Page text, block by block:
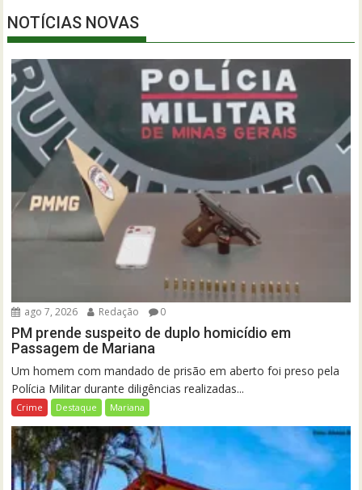
NOTÍCIAS NOVAS
ago 7, 2026 Redação 0
PM prende suspeito de duplo homicídio em
Passagem de Mariana
Um homem com mandado de prisão em aberto foi preso pela
Polícia Militar durante diligências realizadas...
Crime Destaque Mariana